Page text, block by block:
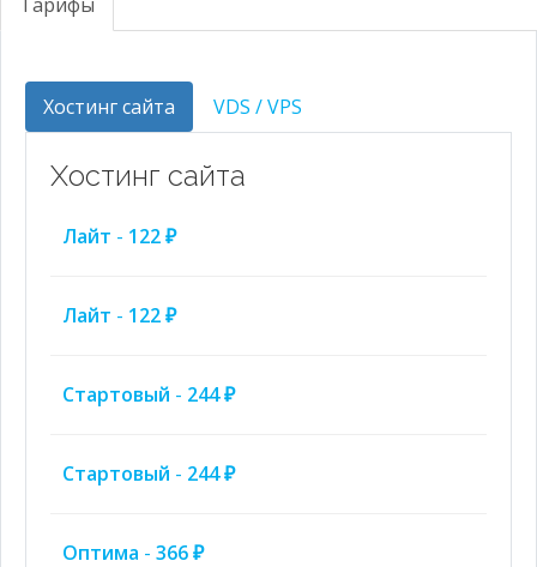
Хостинг сайта VDS / VPS
Хостинг сайта
Лайт - 122 ₽
Лайт - 122 ₽
Стартовый - 244 ₽
Стартовый - 244 ₽
Оптима - 366 ₽